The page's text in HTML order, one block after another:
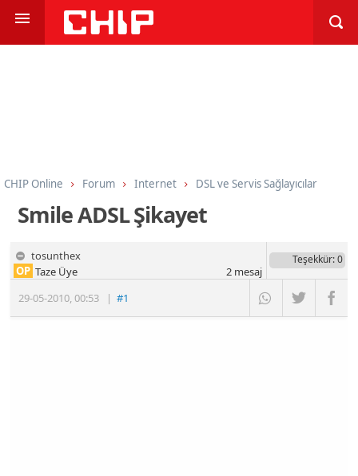
CHIP Online Forum Internet DSL ve Servis Sağlayıcılar
Smile ADSL Şikayet
tosunthex
29-05-2010,00:53 |#1
OP Taze Üye
Teşekkür: 0
2mesaj